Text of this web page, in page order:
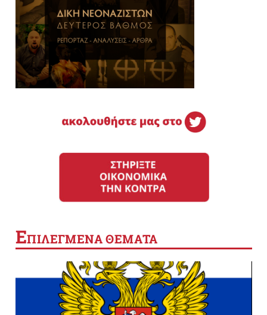
ΕΠΙΛΕΓΜΕΝΑ ΘΕΜΑΤΑ